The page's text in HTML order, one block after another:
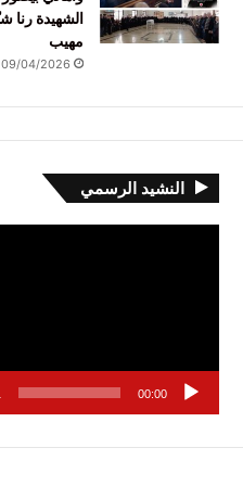
الشهيدة رنا
مهيب
09/04/2026
النشيد الرسمي
00:00